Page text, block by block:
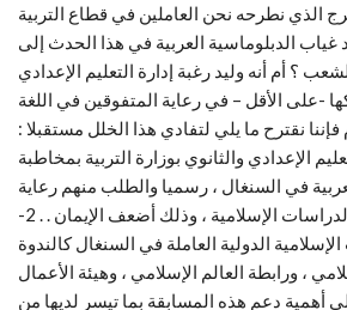
الذي نطرحه نحن العاملين في قطاع التربية
غياب الدبلوماسية العربية في هذا الحدث إلى
؟ أم أنه وليد رغبة إدارة التعليم الإعدادي
-على الأقل – في رعاية المتفوقين في اللغة
نقترح ما يلي لتفادي هذا الخلل مستقبلا :
الإعدادي والثانوي بوزارة التربية بمخاطبة
في السنغال ، رسميا والطلب منهم رعاية
جوائز اللغة العربية والدراسات الإسلامية ، وذلك أضعف الإيمان . . 2-
الدولية العاملة في السنغال كالندوة
، ورابطة العالم الإسلامي ، وهيئة الأعمال
أهمية دعم هذه المسابقة بما تيسر لديها من